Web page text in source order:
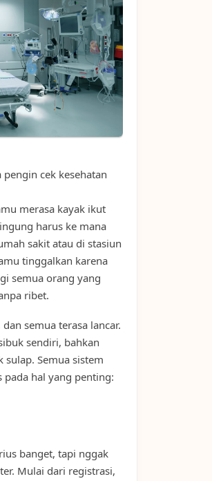
cek kesehatan
merasa kayak ikut
harus ke mana
sakit atau di stasiun
tinggalkan karena
semua orang yang
ribet.
semua terasa lancar.
sendiri, bahkan
Semua sistem
pada hal yang penting:
banget, tapi nggak
Mulai dari registrasi,